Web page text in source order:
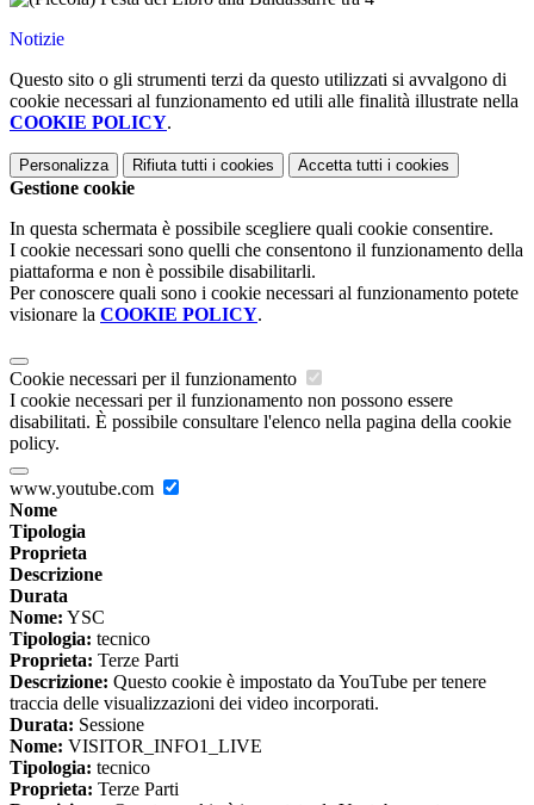
Notizie
Questo sito o gli strumenti terzi da questo utilizzati si avvalgono di
cookie necessari al funzionamento ed utili alle finalità illustrate nella
COOKIE POLICY.
Personalizza Rifiuta tutti i cookies Accetta tutti i cookies
Gestione cookie
In questa schermata è possibile scegliere quali cookie consentire.
I cookie necessari sono quelli che consentono il funzionamento della
piattaforma e non è possibile disabilitarli.
Per conoscere quali sono i cookie necessari al funzionamento potete
visionare la COOKIE POLICY.
Cookie necessari per il funzionamento
I cookie necessari per il funzionamento non possono essere
disabilitati. È possibile consultare l'elenco nella pagina della cookie
policy.
www.youtube.com
Nome
Tipologia
Proprieta
Descrizione
Durata
Nome: YSC
Tipologia: tecnico
Proprieta: Terze Parti
Descrizione: Questo cookie è impostato da YouTube per tenere
traccia delle visualizzazioni dei video incorporati.
Durata: Sessione
Nome: VISITOR_INFO1_LIVE
Tipologia: tecnico
Proprieta: Terze Parti